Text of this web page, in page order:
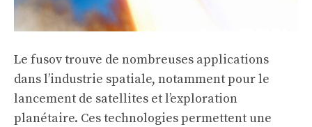
Le fusov trouve de nombreuses applications
dans l’industrie spatiale, notamment pour le
lancement de satellites et l’exploration
planétaire. Ces technologies permettent une